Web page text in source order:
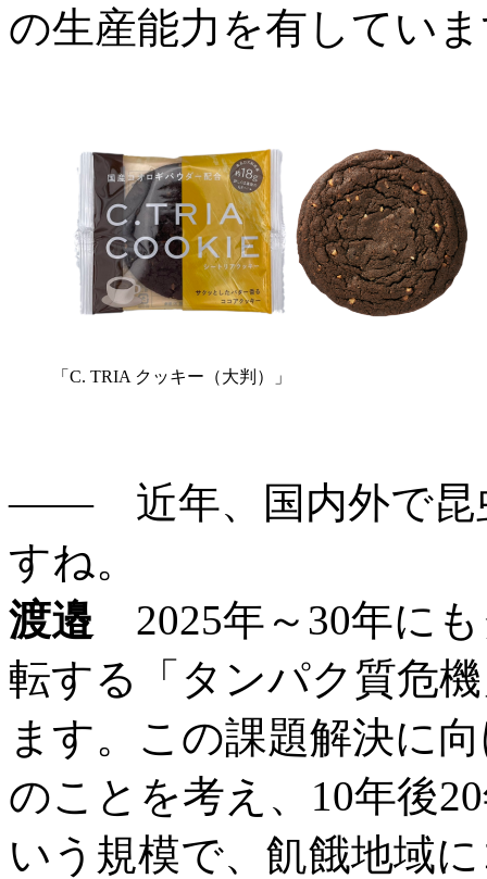
の生産能力を有してい
「C. TRIA クッキー（大判）」
―― 近年、国内外で昆
すね。
渡邉 2025年～30年に
転する「タンパク質危
ます。この課題解決に
のことを考え、10年後
いう規模で、飢餓地域